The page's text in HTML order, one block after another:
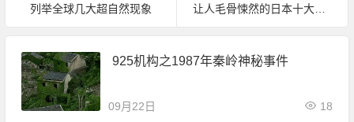
列举全球几大超自然现象
让人毛骨悚然的日本十大灵异事件
925机构之1987年秦岭神秘事件
09月22日 18